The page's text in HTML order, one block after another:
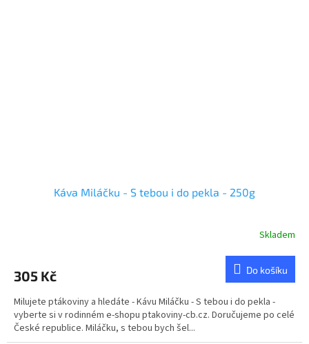
Káva Miláčku - S tebou i do pekla - 250g
Skladem
305 Kč Do košíku
Milujete ptákoviny a hledáte - Kávu Miláčku - S tebou i do pekla -
vyberte si v rodinném e-shopu ptakoviny-cb.cz. Doručujeme po celé
České republice. Miláčku, s tebou bych šel...